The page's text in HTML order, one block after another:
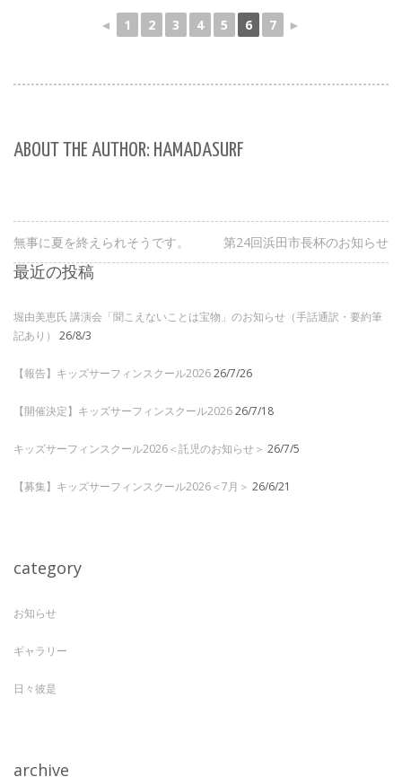
◄ 1 2 3 4 5 6 7 ►
ABOUT THE AUTHOR: HAMADASURF
無事に夏を終えられそうです。 第24回浜田市長杯のお知らせ
最近の投稿
堀由美恵氏 講演会「聞こえないことは宝物」のお知らせ（手話通訳・要約筆
記あり）
26/8/3
【報告】キッズサーフィンスクール202626/7/26
【開催決定】キッズサーフィンスクール202626/7/18
キッズサーフィンスクール2026＜託児のお知らせ＞ 26/7/5
【募集】キッズサーフィンスクール2026＜7月＞ 26/6/21
category
お知らせ
ギャラリー
日々彼是
archive